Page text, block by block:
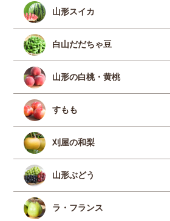
山形スイカ
白山だだちゃ豆
山形の白桃・黄桃
すもも
刈屋の和梨
山形ぶどう
ラ・フランス